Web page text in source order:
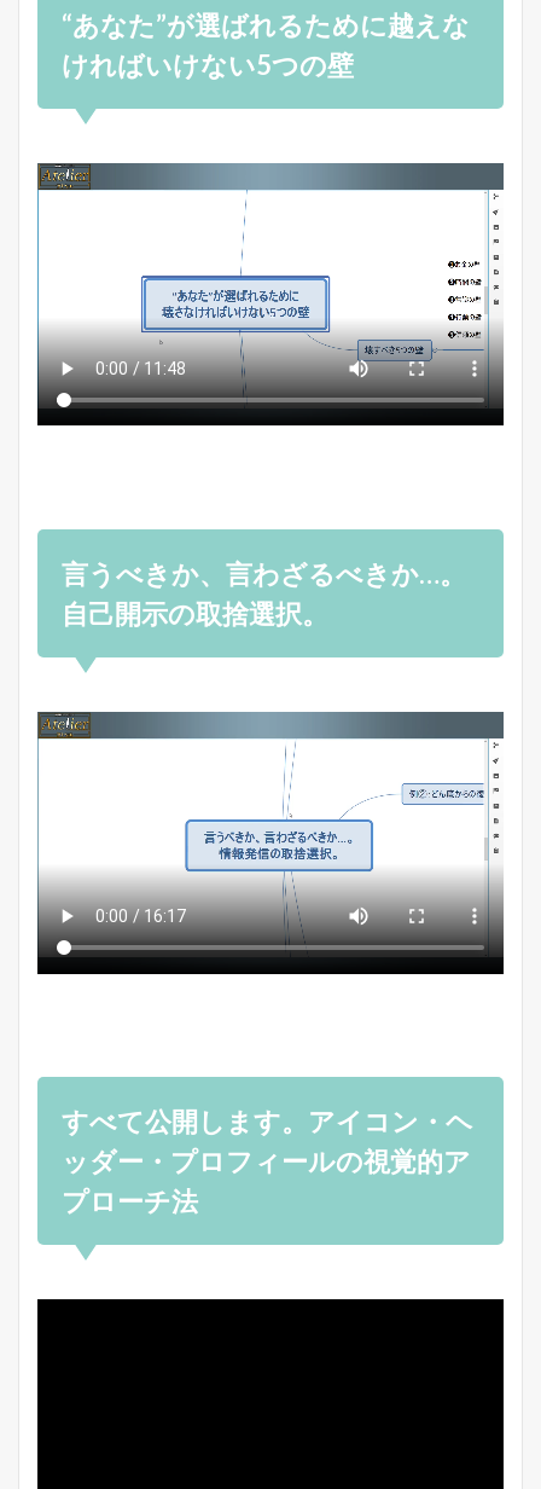
“あなた”が選ばれるために越えな
ければいけない5つの壁
言うべきか、言わざるべきか…。
自己開示の取捨選択。
すべて公開します。アイコン・ヘ
ッダー・プロフィールの視覚的ア
プローチ法